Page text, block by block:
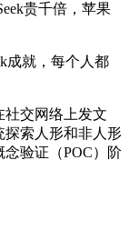
贵千倍，苹果
就，每个人都
交网络上发文
探索人形和非人形
验证（POC）阶